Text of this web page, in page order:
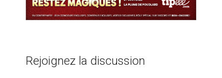
Rejoignez la discussion